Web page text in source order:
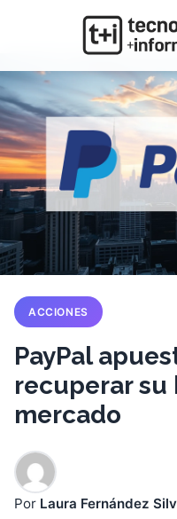
ACCIONES
PayPal
recuperar
mercado
Por Laura Fernández